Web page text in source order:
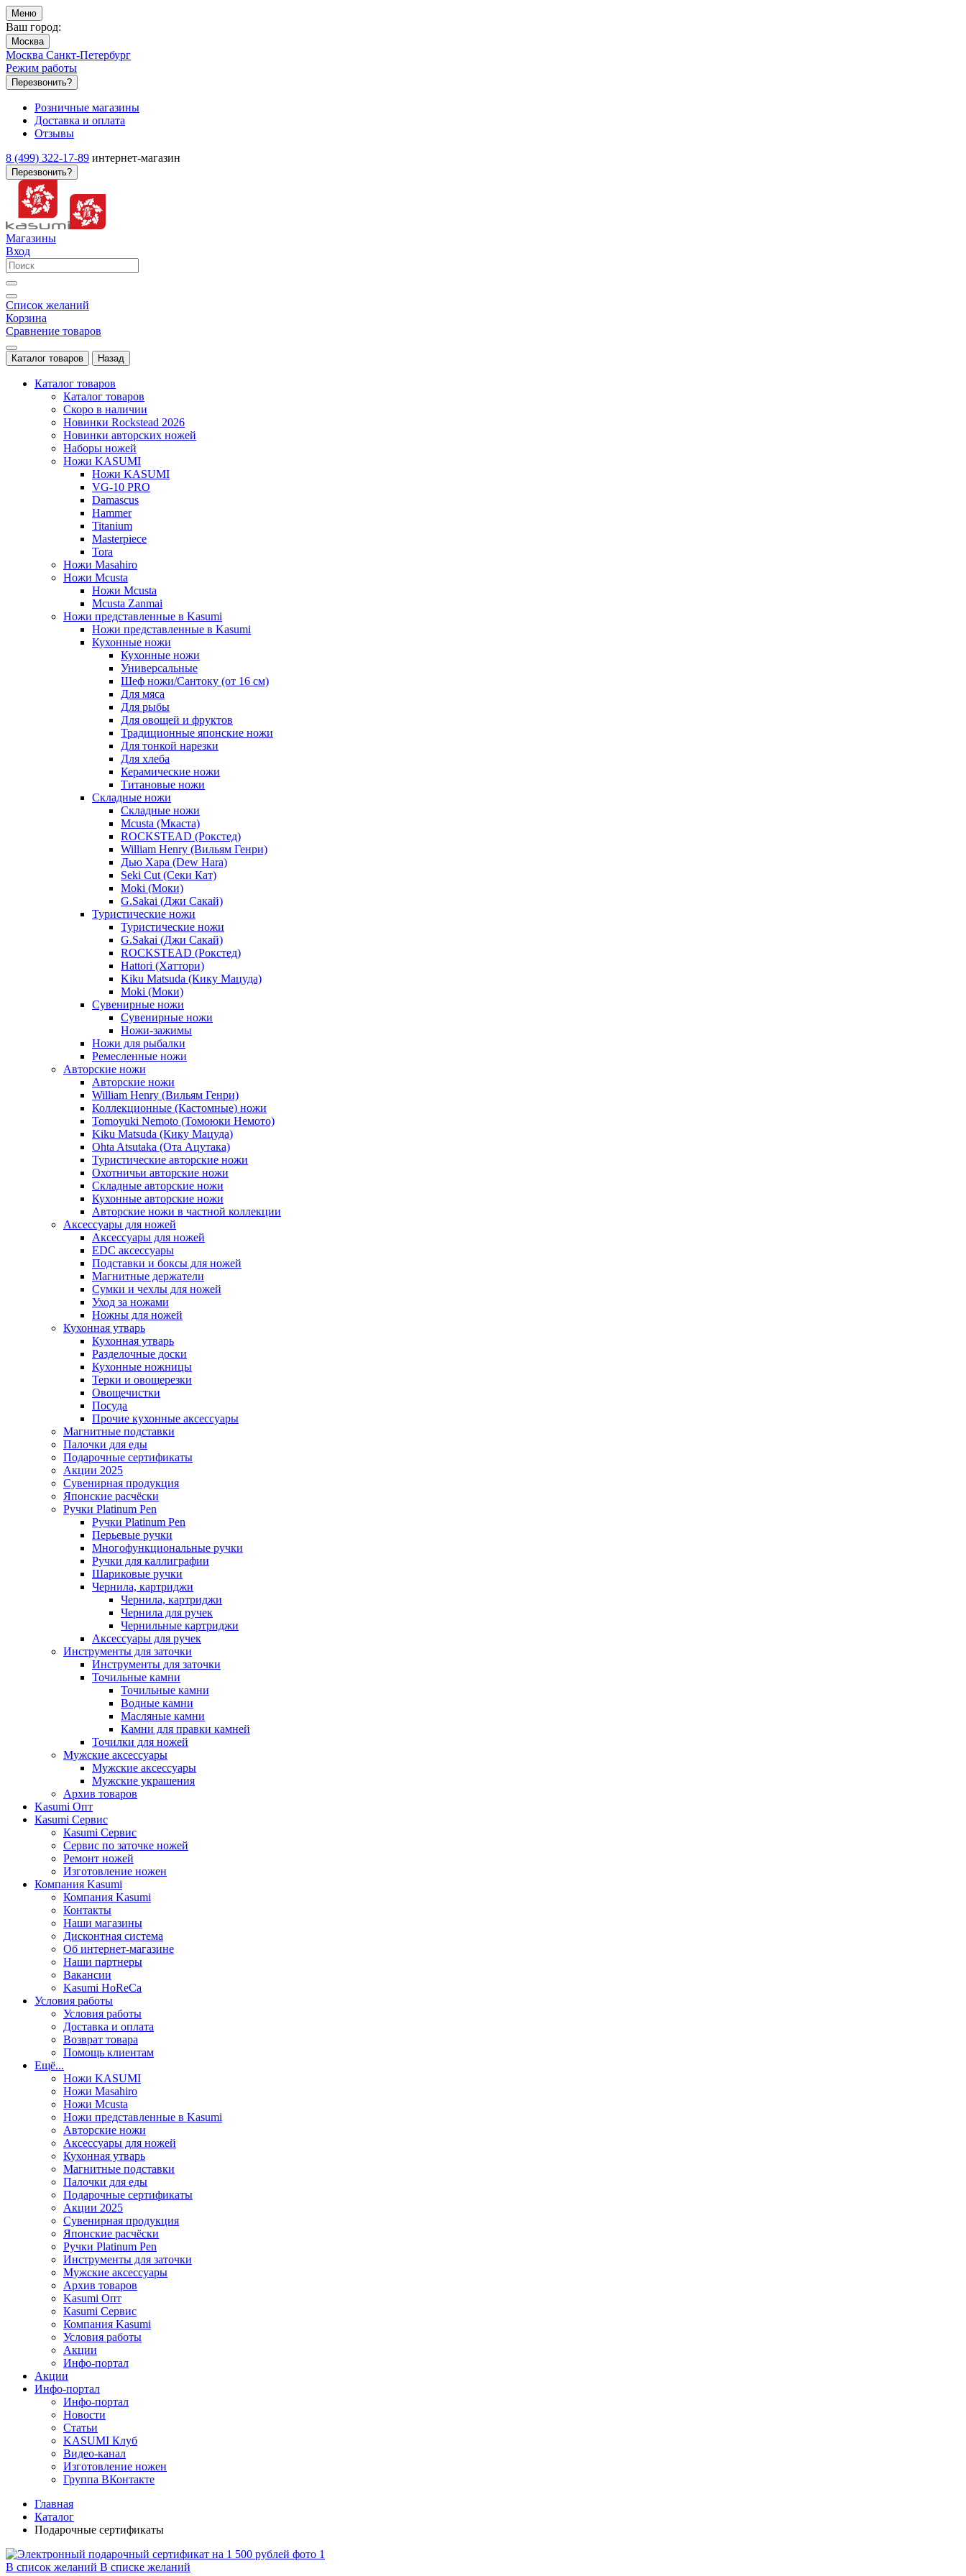
Меню
Ваш город:
Москва
Москва Санкт-Петербург
Режим работы
Перезвонить?
Розничные магазины
Доставка и оплата
Отзывы
8 (499) 322-17-89 интернет-магазин
Перезвонить?
Магазины
Вход
Список желаний
Корзина
Сравнение товаров
Каталог товаров Назад
Каталог товаров
Каталог товаров
Скоро в наличии
Новинки Rockstead 2026
Новинки авторских ножей
Наборы ножей
Ножи KASUMI
Ножи KASUMI
VG-10 PRO
Damascus
Hammer
Titanium
Masterpiece
Tora
Ножи Masahiro
Ножи Mcusta
Ножи Mcusta
Mcusta Zanmai
Ножи представленные в Kasumi
Ножи представленные в Kasumi
Кухонные ножи
Кухонные ножи
Универсальные
Шеф ножи/Сантоку (от 16 см)
Для мяса
Для рыбы
Для овощей и фруктов
Традиционные японские ножи
Для тонкой нарезки
Для хлеба
Керамические ножи
Титановые ножи
Складные ножи
Складные ножи
Mcusta (Мкаста)
ROCKSTEAD (Рокстед)
William Henry (Вильям Генри)
Дью Хара (Dew Hara)
Seki Cut (Секи Кат)
Moki (Моки)
G.Sakai (Джи Сакай)
Туристические ножи
Туристические ножи
G.Sakai (Джи Сакай)
ROCKSTEAD (Рокстед)
Hattori (Хаттори)
Kiku Matsuda (Кику Мацуда)
Moki (Моки)
Сувенирные ножи
Сувенирные ножи
Ножи-зажимы
Ножи для рыбалки
Ремесленные ножи
Авторские ножи
Авторские ножи
William Henry (Вильям Генри)
Коллекционные (Кастомные) ножи
Tomoyuki Nemoto (Томоюки Немото)
Kiku Matsuda (Кику Мацуда)
Ohta Atsutaka (Ота Ацутака)
Туристические авторские ножи
Охотничьи авторские ножи
Складные авторские ножи
Кухонные авторские ножи
Авторские ножи в частной коллекции
Аксессуары для ножей
Аксессуары для ножей
EDC аксессуары
Подставки и боксы для ножей
Магнитные держатели
Сумки и чехлы для ножей
Уход за ножами
Ножны для ножей
Кухонная утварь
Кухонная утварь
Разделочные доски
Кухонные ножницы
Терки и овощерезки
Овощечистки
Посуда
Прочие кухонные аксессуары
Магнитные подставки
Палочки для еды
Подарочные сертификаты
Акции 2025
Сувенирная продукция
Японские расчёски
Ручки Platinum Pen
Ручки Platinum Pen
Перьевые ручки
Многофункциональные ручки
Ручки для каллиграфии
Шариковые ручки
Чернила, картриджи
Чернила, картриджи
Чернила для ручек
Чернильные картриджи
Аксессуары для ручек
Инструменты для заточки
Инструменты для заточки
Точильные камни
Точильные камни
Водные камни
Масляные камни
Камни для правки камней
Точилки для ножей
Мужские аксессуары
Мужские аксессуары
Мужские украшения
Архив товаров
Kasumi Опт
Кasumi Сервис
Кasumi Сервис
Сервис по заточке ножей
Ремонт ножей
Изготовление ножен
Компания Kasumi
Компания Kasumi
Контакты
Наши магазины
Дисконтная система
Об интернет-магазине
Наши партнеры
Вакансии
Kasumi HoReCa
Условия работы
Условия работы
Доставка и оплата
Возврат товара
Помощь клиентам
Ещё...
Ножи KASUMI
Ножи Masahiro
Ножи Mcusta
Ножи представленные в Kasumi
Авторские ножи
Аксессуары для ножей
Кухонная утварь
Магнитные подставки
Палочки для еды
Подарочные сертификаты
Акции 2025
Сувенирная продукция
Японские расчёски
Ручки Platinum Pen
Инструменты для заточки
Мужские аксессуары
Архив товаров
Kasumi Опт
Кasumi Сервис
Компания Kasumi
Условия работы
Акции
Инфо-портал
Акции
Инфо-портал
Инфо-портал
Новости
Статьи
KASUMI Клуб
Видео-канал
Изготовление ножен
Группа ВКонтакте
Главная
Каталог
Подарочные сертификаты
В список желаний В списке желаний